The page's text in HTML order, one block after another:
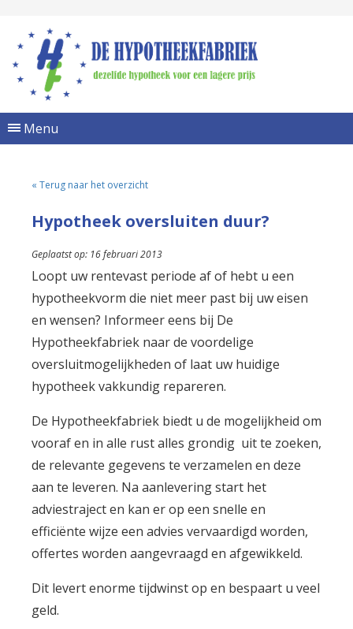
Menu
« Terug naar het overzicht
Hypotheek oversluiten duur?
Geplaatst op: 16 februari 2013
Loopt uw rentevast periode af of hebt u een
hypotheekvorm die niet meer past bij uw eisen
en wensen? Informeer eens bij De
Hypotheekfabriek naar de voordelige
oversluitmogelijkheden of laat uw huidige
hypotheek vakkundig repareren.
De Hypotheekfabriek biedt u de mogelijkheid om
vooraf en in alle rust alles grondig uit te zoeken,
de relevante gegevens te verzamelen en deze
aan te leveren. Na aanlevering start het
adviestraject en kan er op een snelle en
efficiënte wijze een advies vervaardigd worden,
offertes worden aangevraagd en afgewikkeld.
Dit levert enorme tijdwinst op en bespaart u veel
geld.